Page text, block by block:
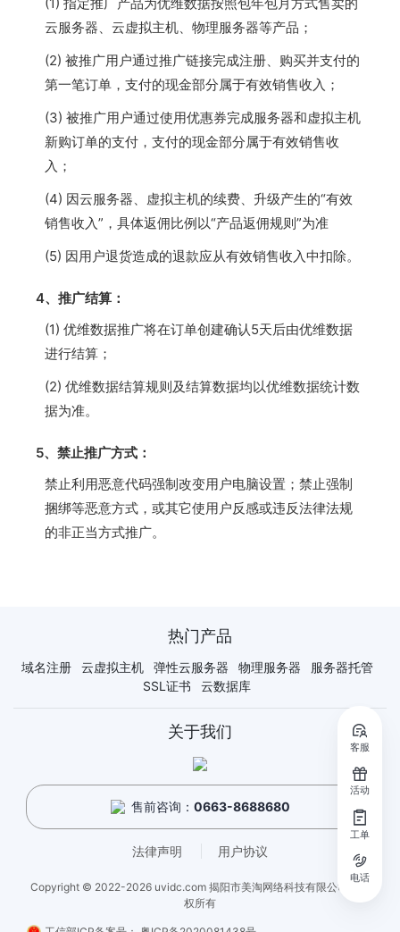
云服务器、云虚拟主机、物理服务器等产品；
(2) 被推广用户通过推广链接完成注册、购买并支付的
第一笔订单，支付的现金部分属于有效销售收入；
(3) 被推广用户通过使用优惠券完成服务器和虚拟主机
新购订单的支付，支付的现金部分属于有效销售收
入；
(4) 因云服务器、虚拟主机的续费、升级产生的“有效
销售收入”，具体返佣比例以“产品返佣规则”为准
(5) 因用户退货造成的退款应从有效销售收入中扣除。
4、推广结算：
(1) 优维数据推广将在订单创建确认5天后由优维数据
进行结算；
(2) 优维数据结算规则及结算数据均以优维数据统计数
据为准。
5、禁止推广方式：
禁止利用恶意代码强制改变用户电脑设置；禁止强制
捆绑等恶意方式，或其它使用户反感或违反法律法规
的非正当方式推广。
热门产品
域名注册 云虚拟主机 弹性云服务器 物理服务器
服务器托管
SSL证书
云数据库
关于我们
售前咨询： 0663-8688680
法律声明 用户协议
Copyright © 2022-2026 uvidc.com 揭阳市美淘网络科技有限公司 - 版
权所有
客服
活动
工单
电话